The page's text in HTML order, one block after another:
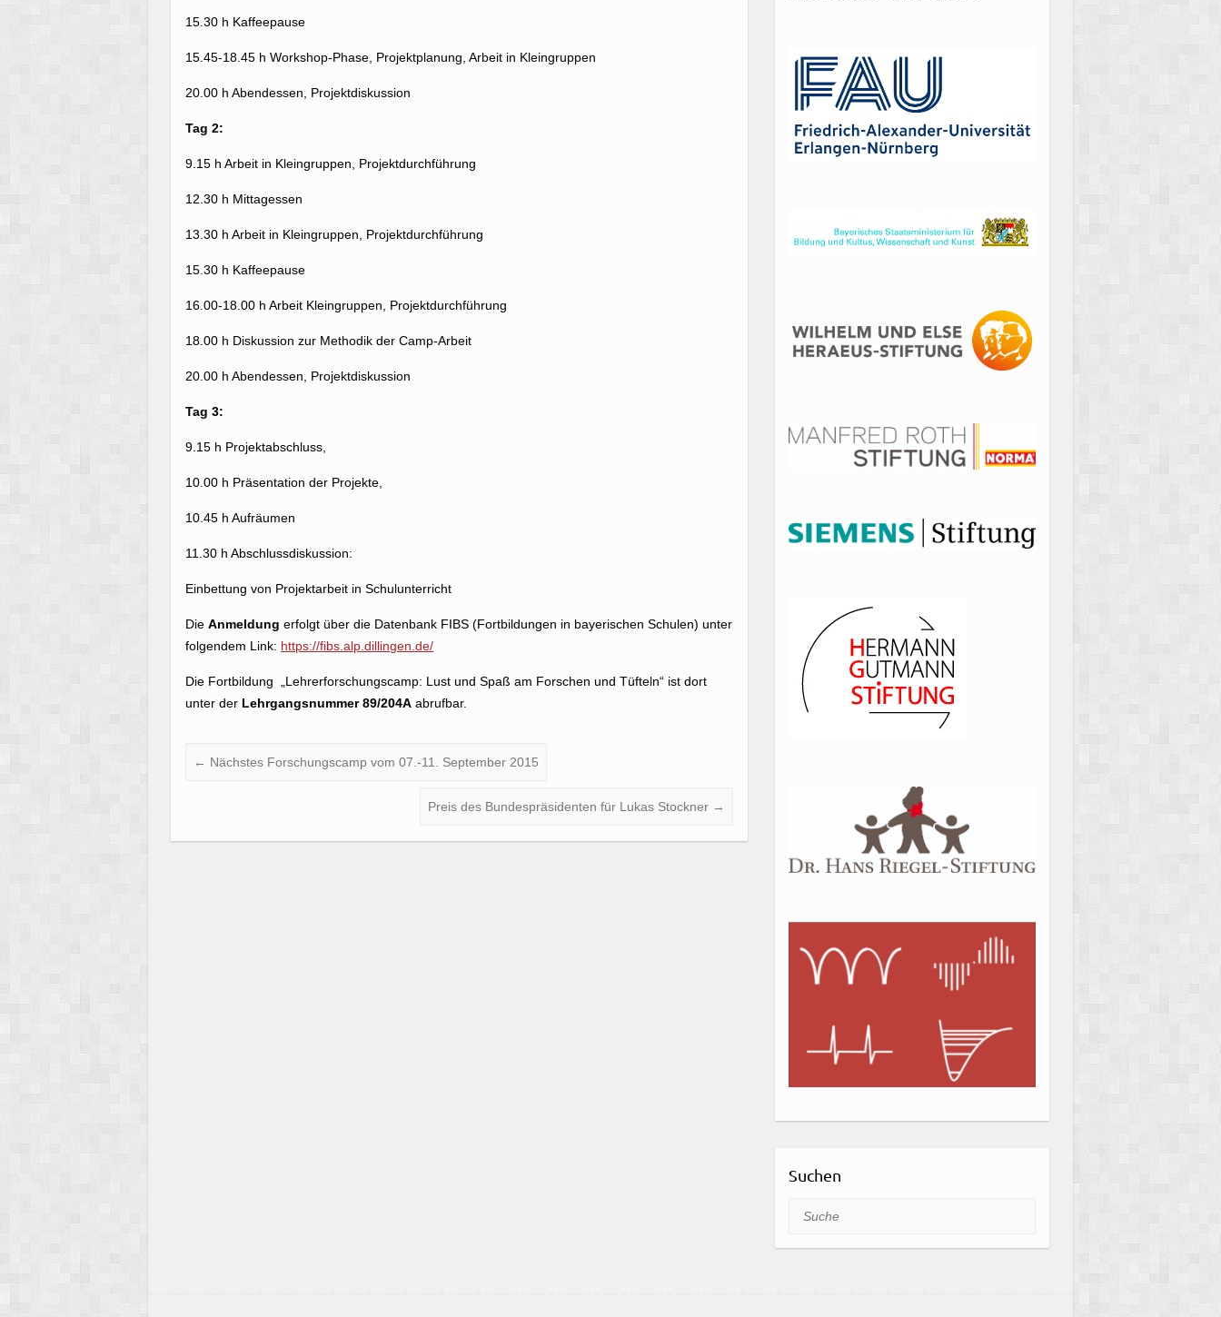
15.30 h Kaffeepause
15.45-18.45 h Workshop-Phase, Projektplanung, Arbeit in Kleingruppen
20.00 h Abendessen, Projektdiskussion
Tag 2:
9.15 h Arbeit in Kleingruppen, Projektdurchführung
12.30 h Mittagessen
13.30 h Arbeit in Kleingruppen, Projektdurchführung
15.30 h Kaffeepause
16.00-18.00 h Arbeit Kleingruppen, Projektdurchführung
18.00 h Diskussion zur Methodik der Camp-Arbeit
20.00 h Abendessen, Projektdiskussion
Tag 3:
9.15 h Projektabschluss,
10.00 h Präsentation der Projekte,
10.45 h Aufräumen
11.30 h Abschlussdiskussion:
Einbettung von Projektarbeit in Schulunterricht
DieAnmeldung erfolgt über die Datenbank FIBS (Fortbildungen in bayerischen Schulen) unter
folgendem Link: https://fibs.alp.dillingen.de/
Die Fortbildung „Lehrerforschungscamp: Lust und Spaß am Forschen und Tüfteln“ ist dort
unter der Lehrgangsnummer 89/204A abrufbar.
← Nächstes Forschungscamp vom 07.-11. September 2015
Preis des Bundespräsidenten für Lukas Stockner →
Suchen
Suche